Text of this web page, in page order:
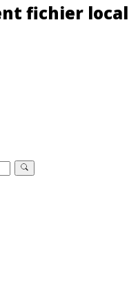
fichier local